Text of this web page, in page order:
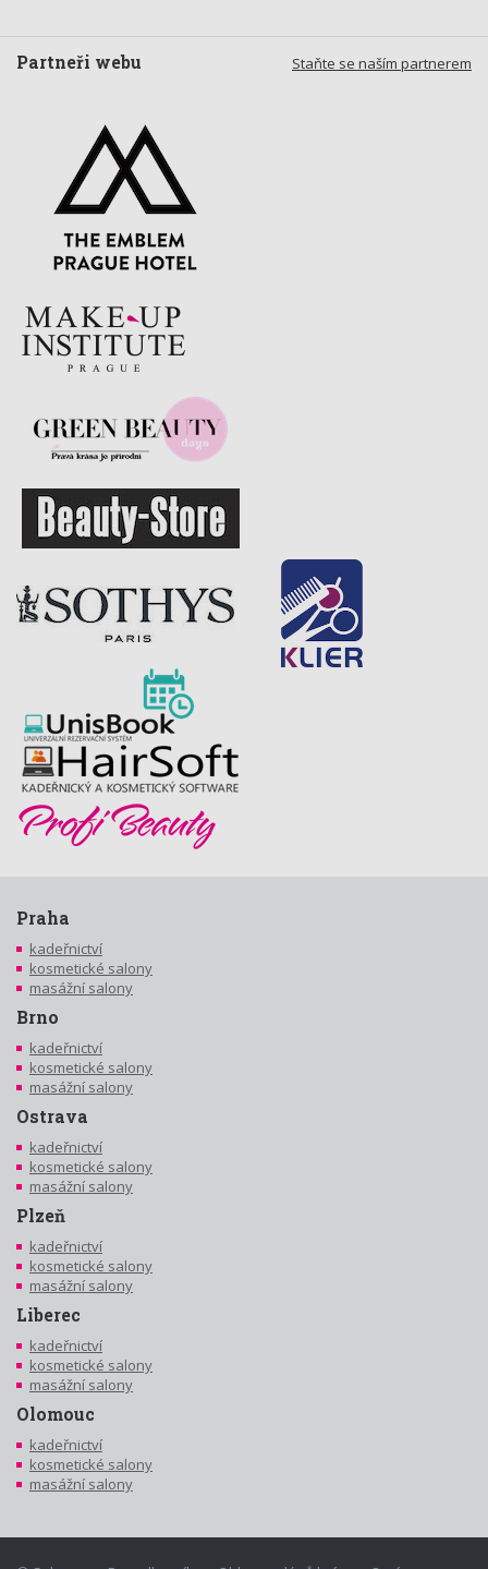
Staňte se naším partnerem
Partneři webu
Praha
kadeřnictví
kosmetické salony
masážní salony
Brno
kadeřnictví
kosmetické salony
masážní salony
Ostrava
kadeřnictví
kosmetické salony
masážní salony
Plzeň
kadeřnictví
kosmetické salony
masážní salony
Liberec
kadeřnictví
kosmetické salony
masážní salony
Olomouc
kadeřnictví
kosmetické salony
masážní salony